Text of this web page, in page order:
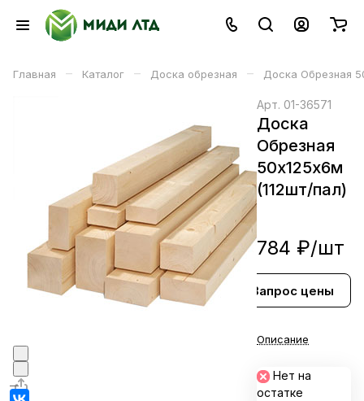
Главная – Каталог – Доска обрезная – Доска Обрезная
Арт. 01-36571
Доска
Обрезная
50х125х6м
(112шт/пал)
784 ₽/шт
Запрос цены
В корзине
Описание
Нет на
остатке